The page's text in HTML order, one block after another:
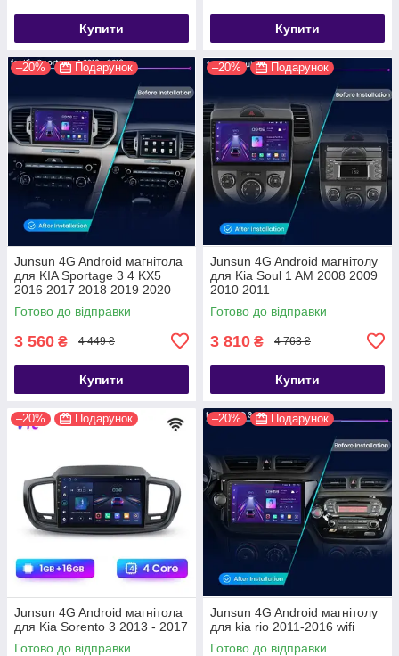
Купити Купити
–20% Подарунок
Junsun 4G Android магнітола
для KIA Sportage 3 4 KX5
2016 2017 2018 2019 2020
2021 wifi
Готово до відправки
3 560 ₴ 4 449 ₴
Купити
–20% Подарунок
Junsun 4G Android магнітолу
для Kia Soul 1 AM 2008 2009
2010 2011
Готово до відправки
3 810 ₴ 4 763 ₴
Купити
–20% Подарунок
Junsun 4G Android магнітола
для Kia Sorento 3 2013 - 2017
Готово до відправки
–20% Подарунок
Junsun 4G Android магнітолу
для kia rio 2011-2016 wifi
Готово до відправки